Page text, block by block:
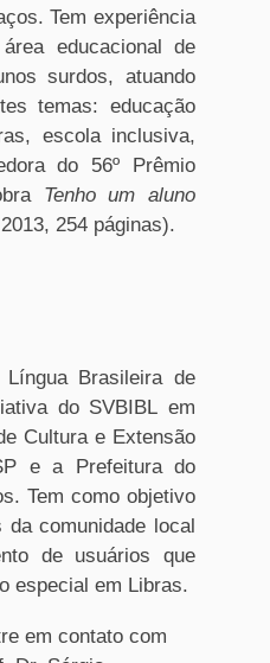
Tem experiência
educacional de
surdos, atuando
temas: educação
escola inclusiva,
do 56º Prêmio
Tenho um aluno
254 páginas).
Brasileira de
do SVBIBL em
Cultura e Extensão
e a Prefeitura do
Tem como objetivo
comunidade local
de usuários que
especial em Libras.
em contato com